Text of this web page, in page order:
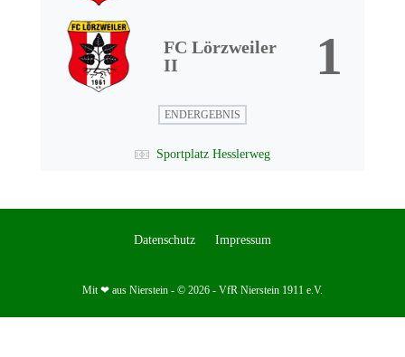
FC Lörzweiler
II
1
ENDERGEBNIS
Sportplatz Hesslerweg
Datenschutz Impressum
Mit ❤ aus Nierstein - © 2026 - VfR Nierstein 1911 e.V.